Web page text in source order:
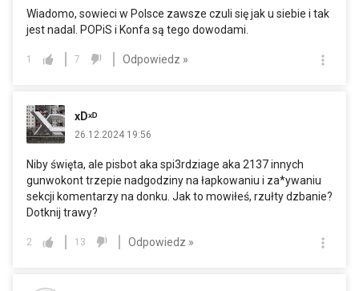
Wiadomo, sowieci w Polsce zawsze czuli się jak u siebie i tak
jest nadal. POPiS i Konfa są tego dowodami.
1 7 Odpowiedz »
xDˣᴰ
26.12.2024 19:56
Niby święta, ale pisbot aka spi3rdziage aka 2137 innych
gunwokont trzepie nadgodziny na łapkowaniu i za*ywaniu
sekcji komentarzy na donku. Jak to mowiłeś, rzułty dzbanie?
Dotknij trawy?
2 13 Odpowiedz »